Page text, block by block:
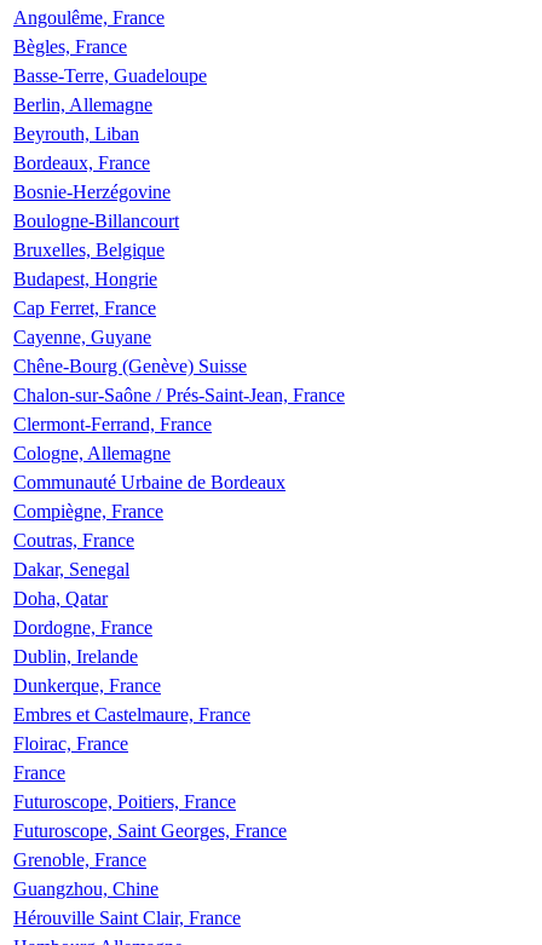
Angoulême, France
Bègles, France
Basse-Terre, Guadeloupe
Berlin, Allemagne
Beyrouth, Liban
Bordeaux, France
Bosnie-Herzégovine
Boulogne-Billancourt
Bruxelles, Belgique
Budapest, Hongrie
Cap Ferret, France
Cayenne, Guyane
Chêne-Bourg (Genève) Suisse
Chalon-sur-Saône / Prés-Saint-Jean, France
Clermont-Ferrand, France
Cologne, Allemagne
Communauté Urbaine de Bordeaux
Compiègne, France
Coutras, France
Dakar, Senegal
Doha, Qatar
Dordogne, France
Dublin, Irelande
Dunkerque, France
Embres et Castelmaure, France
Floirac, France
France
Futuroscope, Poitiers, France
Futuroscope, Saint Georges, France
Grenoble, France
Guangzhou, Chine
Hérouville Saint Clair, France